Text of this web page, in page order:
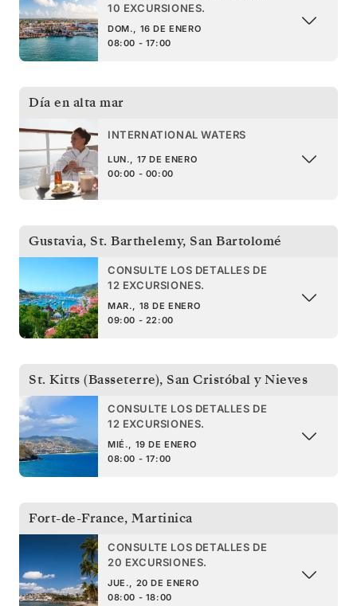
10 EXCURSIONES.
DOM., 16 DE ENERO
08:00 - 17:00
Día en alta mar
INTERNATIONAL WATERS
LUN., 17 DE ENERO
00:00 - 00:00
Gustavia, St. Barthelemy, San Bartolomé
CONSULTE LOS DETALLES DE
12 EXCURSIONES.
MAR., 18 DE ENERO
09:00 - 22:00
St. Kitts (Basseterre), San Cristóbal y Nieves
CONSULTE LOS DETALLES DE
12 EXCURSIONES.
MIÉ., 19 DE ENERO
08:00 - 17:00
Fort-de-France, Martinica
CONSULTE LOS DETALLES DE
20 EXCURSIONES.
JUE., 20 DE ENERO
08:00 - 18:00